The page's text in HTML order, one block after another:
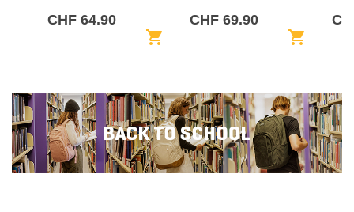
CHF 64.90
shopping_cart
CHF 69.90
shopping_cart